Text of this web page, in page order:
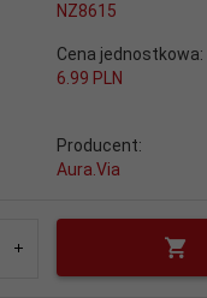
NZ8615
Cena jednostkowa:
6.99 PLN
Producent:
Aura.Via